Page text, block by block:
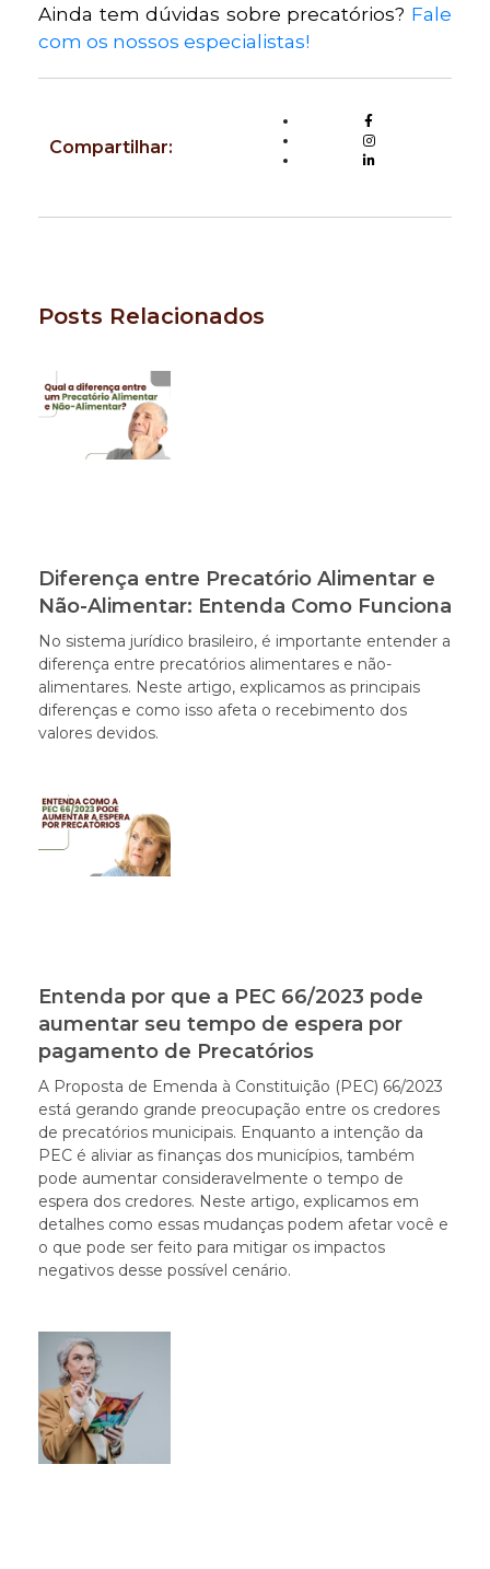
Ainda tem dúvidas sobre precatórios? Fale
com os nossos especialistas!
Compartilhar:
Posts Relacionados
Diferença entre Precatório Alimentar e
Não-Alimentar: Entenda Como Funciona
No sistema jurídico brasileiro, é importante entender a
diferença entre precatórios alimentares e não-
alimentares. Neste artigo, explicamos as principais
diferenças e como isso afeta o recebimento dos
valores devidos.
Entenda por que a PEC 66/2023 pode
aumentar seu tempo de espera por
pagamento de Precatórios
A Proposta de Emenda à Constituição (PEC) 66/2023
está gerando grande preocupação entre os credores
de precatórios municipais. Enquanto a intenção da
PEC é aliviar as finanças dos municípios, também
pode aumentar consideravelmente o tempo de
espera dos credores. Neste artigo, explicamos em
detalhes como essas mudanças podem afetar você e
o que pode ser feito para mitigar os impactos
negativos desse possível cenário.